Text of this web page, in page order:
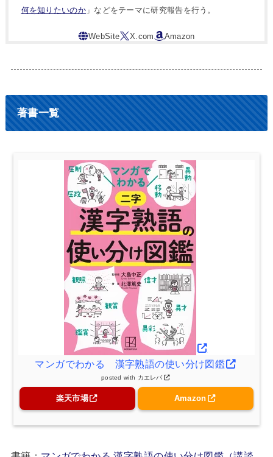
何を知りたいのか」などをテーマに研究報告を行う。
著書一覧
マンガでわかる 漢字熟語の使い分け図鑑
posted with カエレバ
楽天市場 Amazon